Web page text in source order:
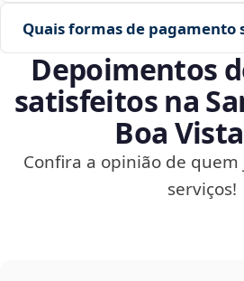
Quais formas de pagamento
Depoimentos
satisfeitos na
Boa
Confira a opinião de
serviços!